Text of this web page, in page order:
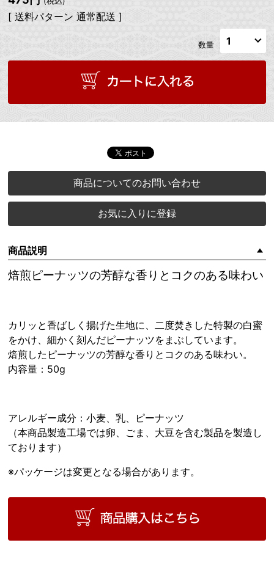
[ 送料パターン 通常配送 ]
数量
商品についてのお問い合わせ
お気に入りに登録
商品説明
焙煎ピーナッツの芳醇な香りとコクのある味わい
カリッと香ばしく揚げた生地に、二度焚きした特製の白蜜
をかけ、細かく刻んだピーナッツをまぶしています。
焙煎したピーナッツの芳醇な香りとコクのある味わい。
内容量：50g
アレルギー成分：小麦、乳、ピーナッツ
（本商品製造工場では卵、ごま、大豆を含む製品を製造し
ております）
※パッケージは変更となる場合があります。